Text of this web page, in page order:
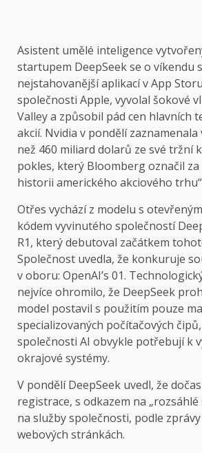
Asistent umělé inteligence
startupem DeepSeek se o víkendu
nejstahovanější aplikací v App
společnosti Apple, vyvolal šokové
Valley a způsobil pád cen hlavních
akcií. Nvidia v pondělí zaznamenala
než 460 miliard dolarů ze své tržní
pokles, který Bloomberg označil za
historii amerického akciového
Otřes vychází z modelu s
kódem vyvinutého společností
R1, který debutoval začátkem
Společnost uvedla, že konkuruje
v oboru: OpenAI’s 01.
nejvíce ohromilo, že DeepSeek
model postavil s použitím pouze
specializovaných počítačových
společnosti AI obvykle potřebují k
okrajové systémy.
V pondělí DeepSeek uvedl, že
registrace, s odkazem na
na služby společnosti, podle zprávy
webových stránkách.